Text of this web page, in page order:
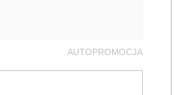
AUTOPROMOCJA